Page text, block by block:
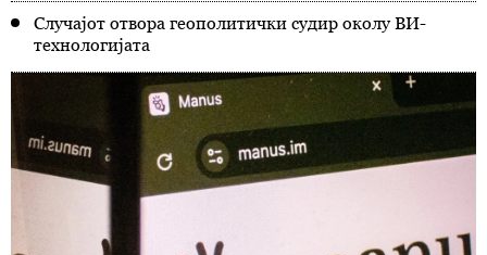
Случајот отвора геополитички судир околу ВИ-
технологијата